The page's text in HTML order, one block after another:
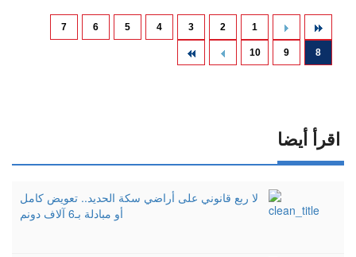
1
2
3
4
5
6
7
8
9
10
اقرأ أيضا
لا ربع قانوني على أراضي سكة الحديد.. تعويض كامل
أو مبادلة بـ6 آلاف دونم